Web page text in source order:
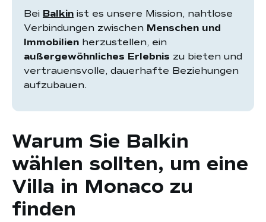
Bei Balkin ist es unsere Mission, nahtlose
Verbindungen zwischen Menschen und
Immobilien herzustellen, ein
außergewöhnliches Erlebnis zu bieten und
vertrauensvolle, dauerhafte Beziehungen
aufzubauen.
Warum Sie Balkin
wählen sollten, um eine
Villa in Monaco zu
finden